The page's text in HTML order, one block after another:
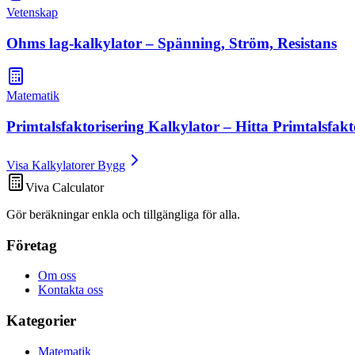
Vetenskap
Ohms lag-kalkylator – Spänning, Ström, Resistans
Matematik
Primtalsfaktorisering Kalkylator – Hitta
Visa Kalkylatorer Bygg
Viva Calculator
Gör beräkningar enkla och tillgängliga för alla.
Företag
Om oss
Kontakta oss
Kategorier
Matematik